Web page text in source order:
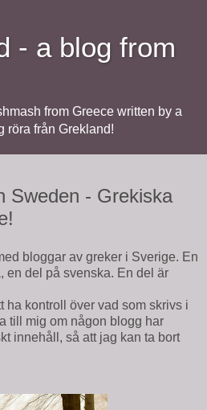
- a blog from
from Greece written by a
röra från Grekland!
Sweden - Grekiska
bloggar av greker i Sverige. En
en del på svenska. En del är
ha kontroll över vad som skrivs i
till mig om någon blogg har
innehåll, så att jag kan ta bort